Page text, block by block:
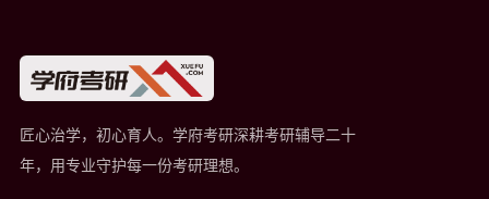
匠心治学，初心育人。学府考研深耕考研辅导二十
年，用专业守护每一份考研理想。